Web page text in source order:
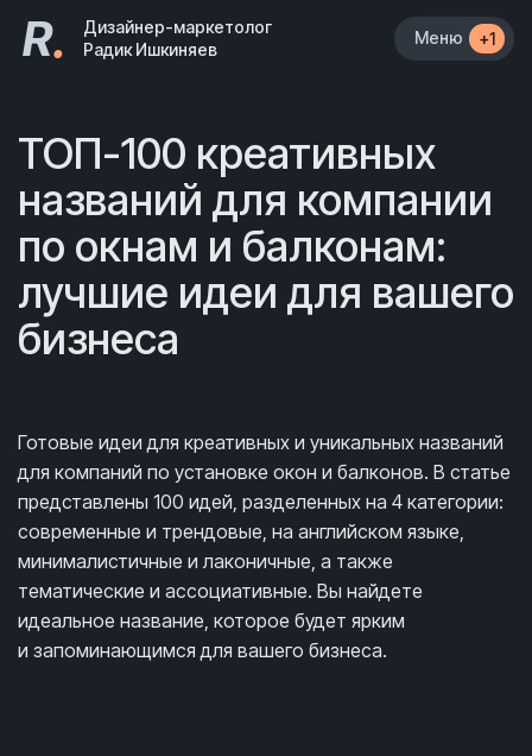
R.
Дизайнер-маркетолог
Радик Ишкиняев
Меню +1
ТОП-100 креативных
названий для компании
по окнам и балконам:
лучшие идеи для вашего
бизнеса
Готовые идеи для креативных и уникальных названий
для компаний по установке окон и балконов. В статье
представлены 100 идей, разделенных на 4 категории:
современные и трендовые, на английском языке,
минималистичные и лаконичные, а также
тематические и ассоциативные. Вы найдете
идеальное название, которое будет ярким
и запоминающимся для вашего бизнеса.